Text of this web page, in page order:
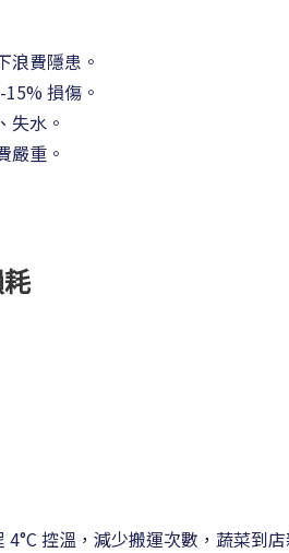
浪費隱患。
損傷。
失水。
嚴重。
控溫，減少搬運次數，蔬菜到